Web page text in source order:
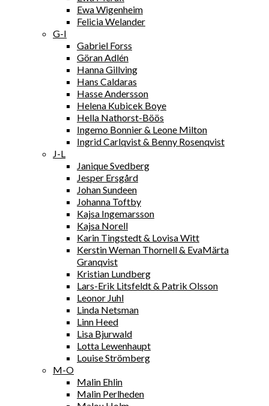
Ewa Wigenheim
Felicia Welander
G-I
Gabriel Forss
Göran Adlén
Hanna Gillving
Hans Caldaras
Hasse Andersson
Helena Kubicek Boye
Hella Nathorst-Böös
Ingemo Bonnier & Leone Milton
Ingrid Carlqvist & Benny Rosenqvist
J-L
Janique Svedberg
Jesper Ersgård
Johan Sundeen
Johanna Toftby
Kajsa Ingemarsson
Kajsa Norell
Karin Tingstedt & Lovisa Witt
Kerstin Weman Thornell & EvaMärta
Granqvist
Kristian Lundberg
Lars-Erik Litsfeldt & Patrik Olsson
Leonor Juhl
Linda Netsman
Linn Heed
Lisa Bjurwald
Lotta Lewenhaupt
Louise Strömberg
M-O
Malin Ehlin
Malin Perlheden